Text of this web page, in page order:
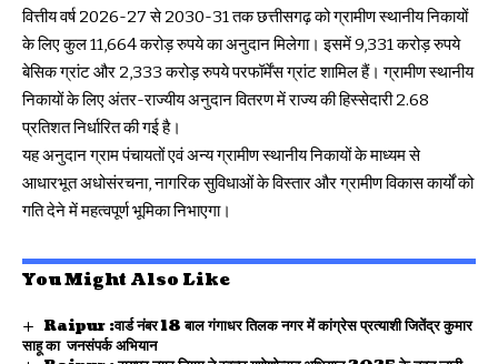
वित्तीय वर्ष 2026-27 से 2030-31 तक छत्तीसगढ़ को ग्रामीण स्थानीय निकायों
के लिए कुल 11,664 करोड़ रुपये का अनुदान मिलेगा। इसमें 9,331 करोड़ रुपये
बेसिक ग्रांट और 2,333 करोड़ रुपये परफॉर्मेंस ग्रांट शामिल हैं। ग्रामीण स्थानीय
निकायों के लिए अंतर-राज्यीय अनुदान वितरण में राज्य की हिस्सेदारी 2.68
प्रतिशत निर्धारित की गई है।
यह अनुदान ग्राम पंचायतों एवं अन्य ग्रामीण स्थानीय निकायों के माध्यम से
आधारभूत अधोसंरचना, नागरिक सुविधाओं के विस्तार और ग्रामीण विकास कार्यों को
गति देने में महत्वपूर्ण भूमिका निभाएगा।
You Might Also Like
Raipur :वार्ड नंबर 18 बाल गंगाधर तिलक नगर में कांग्रेस प्रत्याशी जितेंद्र कुमार
साहू का जनसंपर्क अभियान